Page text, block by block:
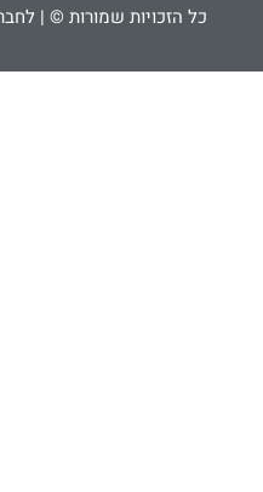
כל הזכויות שמורות © |